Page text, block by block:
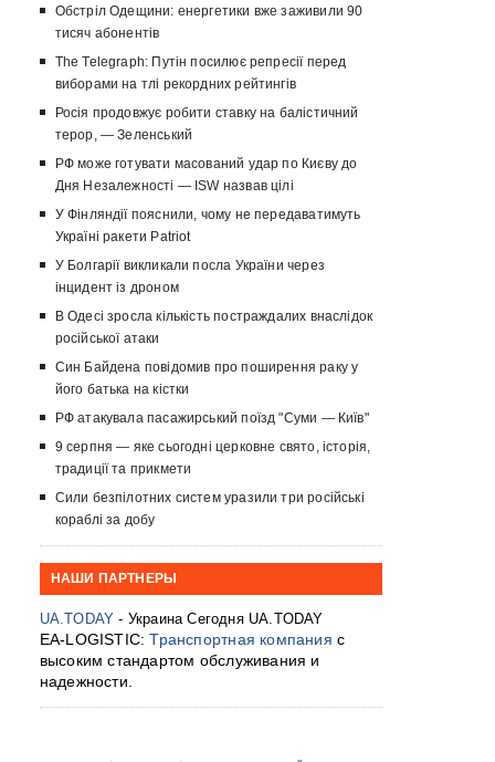
Обстріл Одещини: енергетики вже заживили 90
тисяч абонентів
The Telegraph: Путін посилює репресії перед
виборами на тлі рекордних рейтингів
Росія продовжує робити ставку на балістичний
терор, — Зеленський
РФ може готувати масований удар по Києву до
Дня Незалежності — ISW назвав цілі
У Фінляндії пояснили, чому не передаватимуть
Україні ракети Patriot
У Болгарії викликали посла України через
інцидент із дроном
В Одесі зросла кількість постраждалих внаслідок
російської атаки
Син Байдена повідомив про поширення раку у
його батька на кістки
РФ атакувала пасажирський поїзд "Суми — Київ"
9 серпня — яке сьогодні церковне свято, історія,
традиції та прикмети
Сили безпілотних систем уразили три російські
кораблі за добу
НАШИ ПАРТНЕРЫ
UA.TODAY - Украина Сегодня UA.TODAY
EA-LOGISTIC:Транспортная компания с
высоким стандартом обслуживания и
надежности.